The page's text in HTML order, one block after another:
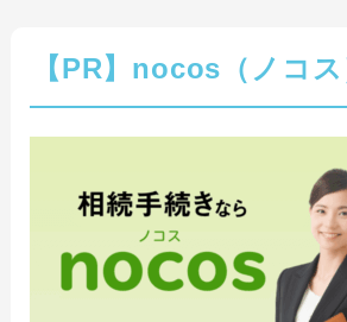
【PR】nocos（ノコス